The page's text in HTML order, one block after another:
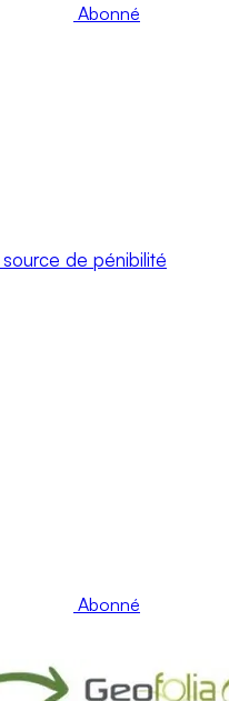
Abonné
de pénibilité
Abonné